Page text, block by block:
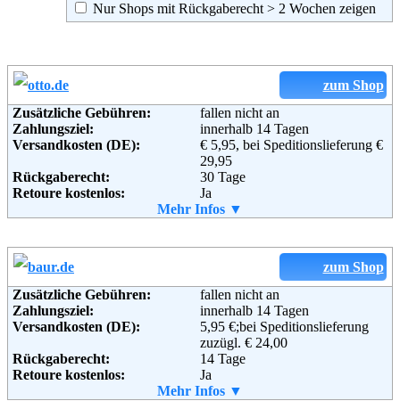
Nur Shops mit Rückgaberecht > 2 Wochen zeigen
zum Shop
Zusätzliche Gebühren:
fallen nicht an
Zahlungsziel:
innerhalb 14 Tagen
Versandkosten (DE):
€ 5,95, bei Speditionslieferung €
29,95
Rückgaberecht:
30 Tage
Retoure kostenlos:
Ja
im Paket enthalten
Weitere Zahlungsmethoden:
Adresse:
Otto GmbH & Co KG
Wandsbeker Straße 3-7
22172 Hamburg
Telefon:
+49 (0)40 - 6461 - 0
Fax:
+49 (0)40 - 6461 - 8571
service@otto.de
Mehr Infos ▼
zum Shop
Zusätzliche Gebühren:
fallen nicht an
Zahlungsziel:
innerhalb 14 Tagen
Versandkosten (DE):
5,95 €;bei Speditionslieferung
zuzügl. € 24,00
Rückgaberecht:
14 Tage
Retoure kostenlos:
Ja
im Paket enthalten
Mehr Infos ▼